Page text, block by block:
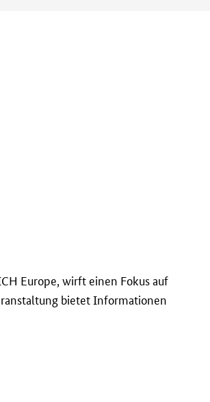
Europe, wirft einen Fokus auf
bietet Informationen